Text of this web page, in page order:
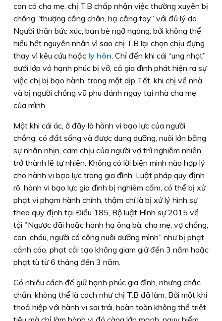
con có cha mẹ, chị T.B chấp nhận việc thường xuyên bị
chồng “thượng cẳng chân, hạ cẳng tay” với đủ lý do.
Người thân bức xúc, bạn bè ngỡ ngàng, bởi không thể
hiểu hết nguyên nhân vì sao chị T.B lại chọn chịu đựng
thay vì kêu cứu hoặc ly hôn . Chỉ đến khi cái “ung nhọt”
dưới lớp vỏ hạnh phúc bị vỡ, cả gia đình phát hiện ra sự
việc chị bị bạo hành, trong một dịp Tết, khi chị về nhà
và bị người chồng vũ phu đánh ngay tại nhà cha mẹ
của mình.
Một khi cái ác, ở đây là hành vi bạo lực của người
chồng, có đất sống và được dung dưỡng, nuôi lớn bằng
sự nhẫn nhịn, cam chịu của người vợ thì nghiễm nhiên
trở thành lẽ tự nhiên. Không có lời biện minh nào hợp lý
cho hành vi bạo lực trong gia đình. Luật pháp quy định
rõ, hành vi bạo lực gia đình bị nghiêm cấm, có thể bị xử
phạt vi phạm hành chính, thậm chí là bị xử lý hình sự
theo quy định tại Ðiều 185, Bộ luật Hình sự 2015 về
tội "Ngược đãi hoặc hành hạ ông bà, cha mẹ, vợ chồng,
con, cháu, người có công nuôi dưỡng mình” như bị phạt
cảnh cáo, phạt cải tạo không giam giữ đến 3 năm hoặc
phạt tù từ 6 tháng đến 3 năm.
Có nhiều cách để giữ hạnh phúc gia đình, nhưng chắc
chắn, không thể là cách như chị T.B đã làm. Bởi một khi
thoả hiệp với hành vi sai trái, hoàn toàn không thể triệt